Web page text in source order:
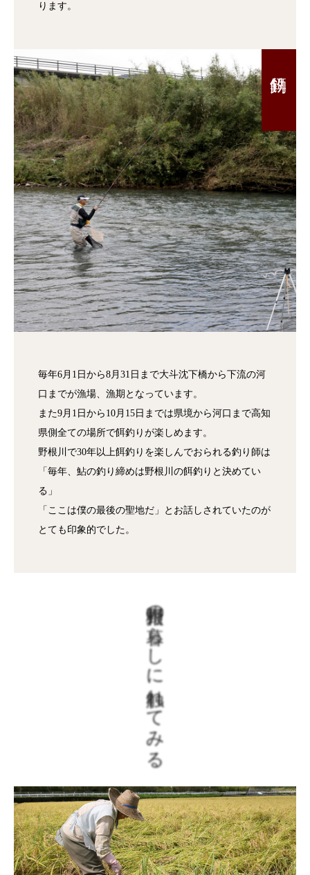
ります。
餌釣り
毎年6月1日から8月31日まで大斗沈下橋から下流の河
口までが漁場、漁期となっています。
また9月1日から10月15日までは県境から河口まで高知
県側全ての場所で餌釣りが楽しめます。
野根川で30年以上餌釣りを楽しんでおられる釣り師は
「毎年、鮎の釣り締めは野根川の餌釣りと決めてい
る」
「ここは僕の最後の聖地だ」とお話しされていたのが
とても印象的でした。
野根川の暮らしに触れてみる